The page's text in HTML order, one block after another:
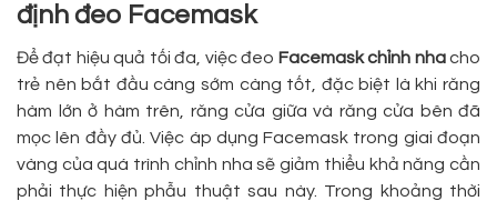
định đeo Facemask
Để đạt hiệu quả tối đa, việc đeo Facemask chỉnh nhacho
trẻ nên bắt đầu càng sớm càng tốt, đặc biệt là khi răng
hàm lớn ở hàm trên, răng cửa giữa và răng cửa bên đã
mọc lên đầy đủ. Việc áp dụng Facemask trong giai đoạn
vàng của quá trình chỉnh nha sẽ giảm thiểu khả năng cần
phải thực hiện phẫu thuật sau này. Trong khoảng thời